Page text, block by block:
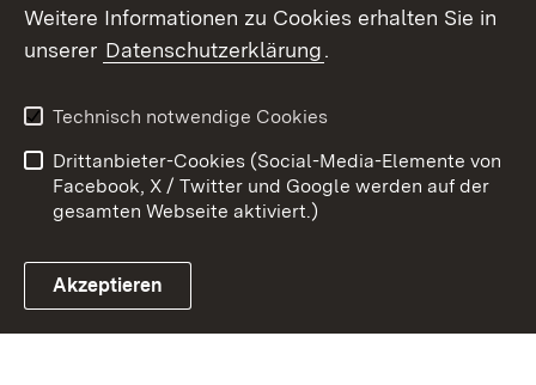
Link zum Landesportal
Kontakt
Datenschutz
Barrierefreiheit
Impressum Cookies
Weitere Informationen zu Cookies erhalten Sie in
unserer Datenschutzerklärung.
Technisch notwendige Cookies
Drittanbieter-Cookies (Social-Media-Elemente von
Facebook, X / Twitter und Google werden auf der
gesamten Webseite aktiviert.)
Akzeptieren